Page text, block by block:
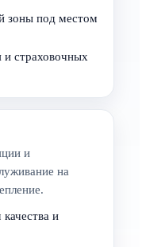
зоны под местом
и страховочных
и
на
и